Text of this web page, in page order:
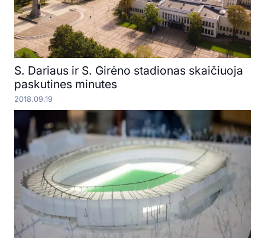
S. Dariaus ir S. Girėno stadionas skaičiuoja
paskutines minutes
2018.09.19